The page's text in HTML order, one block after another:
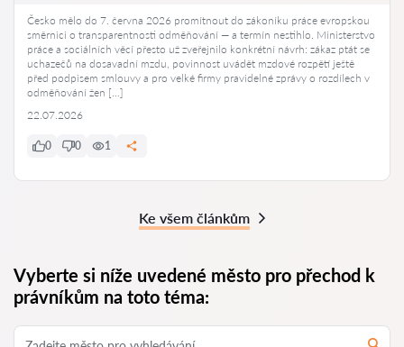
Česko mělo do 7. června 2026 promítnout do zákoníku práce evropskou
směrnici o transparentnosti odměňování — a termín nestihlo. Ministerstvo
práce a sociálních věcí přesto už zveřejnilo konkrétní návrh: zákaz ptát se
uchazečů na dosavadní mzdu, povinnost uvádět mzdové rozpětí ještě
před podpisem smlouvy a pro velké firmy pravidelné zprávy o rozdílech v
odměňování žen […]
22.07.2026
0 0 1
Ke všem článkům
Vyberte si níže uvedené město pro přechod k
právníkům na toto téma: